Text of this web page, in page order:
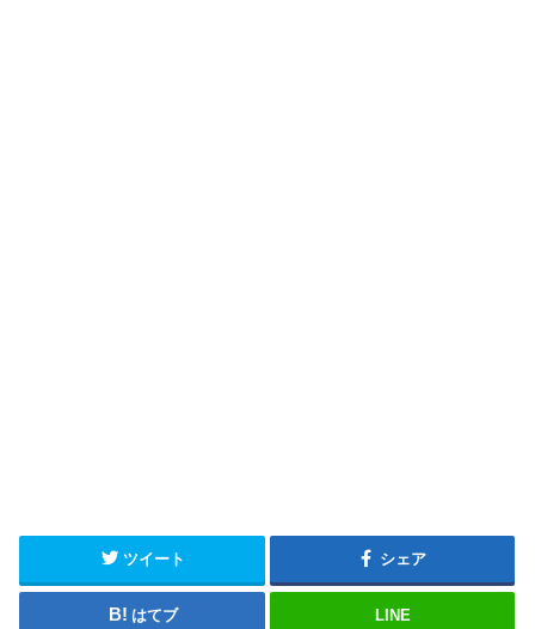
ツイート シェア
はてブ LINE